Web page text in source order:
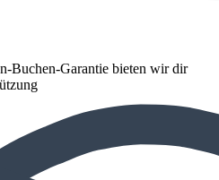
Buchen-Garantie bieten wir dir